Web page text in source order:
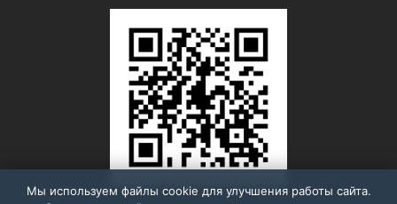
Мы используем файлы cookie для улучшения работы сайта.